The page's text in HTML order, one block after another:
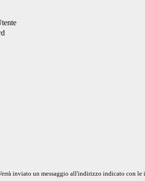
inviato un messaggio all'indirizzo indicato con le